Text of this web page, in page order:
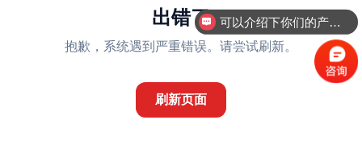
出错了
抱歉，系统遇到严重错误。请尝试刷新。
刷新页面
可以介绍下你们的产品么